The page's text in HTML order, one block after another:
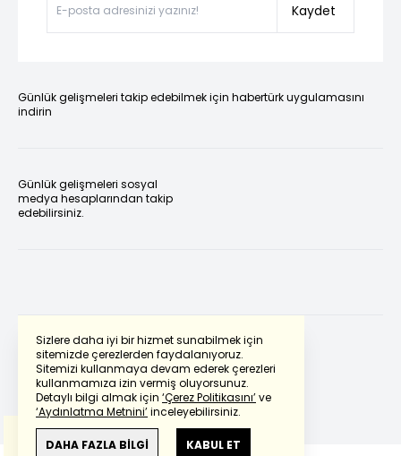
Sizlere daha iyi bir hizmet sunabilmek için
sitemizde çerezlerden faydalanıyoruz.
Sitemizi kullanmaya devam ederek çerezleri
kullanmamıza izin vermiş oluyorsunuz.
Detaylı bilgi almak için ‘Çerez Politikasını’ve
‘Aydınlatma Metnini’inceleyebilirsiniz.
DAHA FAZLA BİLGİ KABUL ET
Kaydet
Günlük gelişmeleri takip edebilmek için habertürk uygulamasını
indirin
Günlük gelişmeleri sosyal
medya hesaplarından takip
edebilirsiniz.
Powered by Translate
Bu çevirideGoogle Transletekullanılmıştır.
Anlam ve çeviri hatalarından
haberturk.com